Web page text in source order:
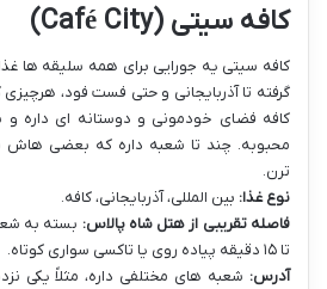
کافه سیتی (Café City)
کافه سیتی یه جورایی برای همه سلیقه ها غذا
گرفته تا آذربایجانی و حتی فست فود،
کافه فضای خودمونی و دوستانه ای داره
محبوبه. چند تا شعبه داره که بعضی هاش
ترن.
نوع غذا: بین المللی، آذربایجانی، کافه.
فاصله تقریبی از هتل شاه پالاس:
تا ۱۵ دقیقه پیاده روی یا تاکسی سواری کوتاه.
آدرس: شعبه های مختلفی داره، مثلاً یکی